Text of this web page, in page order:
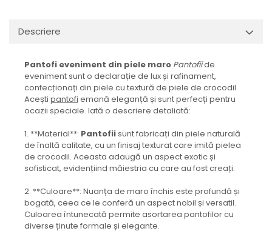
Descriere
Pantofi eveniment din piele maro Pantofiide
eveniment sunt o declarație de lux și rafinament,
confecționați din piele cu textură de piele de crocodil.
Acești pantofi emană eleganță și sunt perfecți pentru
ocazii speciale. Iată o descriere detaliată:
1. **Material**: Pantofiisunt fabricați din piele naturală
de înaltă calitate, cu un finisaj texturat care imită pielea
de crocodil. Aceasta adaugă un aspect exotic și
sofisticat, evidențiind măiestria cu care au fost creați.
2. **Culoare**: Nuanța de maro închis este profundă și
bogată, ceea ce le conferă un aspect nobil și versatil.
Culoarea întunecată permite asortarea pantofilor cu
diverse ținute formale și elegante.